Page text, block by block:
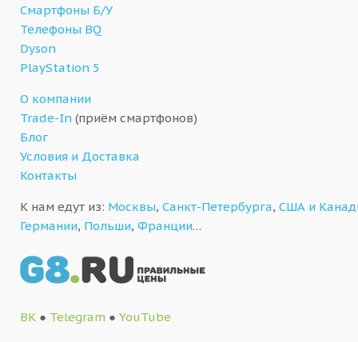
Смартфоны Б/У
Телефоны BQ
Dyson
PlayStation 5
О компании
Trade-In (приём смартфонов)
Блог
Условия и Доставка
Контакты
К нам едут из: Москвы, Санкт-Петербурга, США и
Германии, Польши, Франции…
ВК ● Telegram ● YouTube